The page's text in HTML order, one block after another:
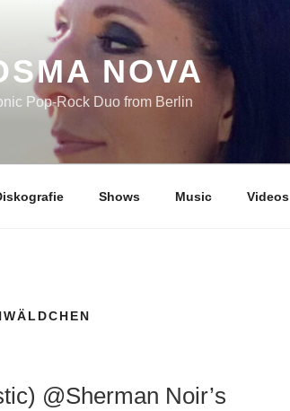
NOVA
Pop-Rock Duo from Berlin
Shows Music Videos
@Sherman Noir’s